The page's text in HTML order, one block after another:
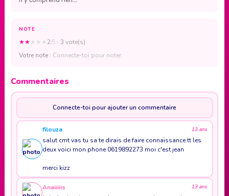
NOTE
★★★ ★ ★2/5 · 3 vote(s)
Votre note : Connecte-toi pour noter
Commentaires
Connecte-toi pour ajouter un commentaire
filouza 13 ans
salut cmt vas tu sa te dirais de faire connaissance tt les
deux voici mon phone 0619892273 moi c'est jean
merci kizz
Anaiiiiis 13 ans